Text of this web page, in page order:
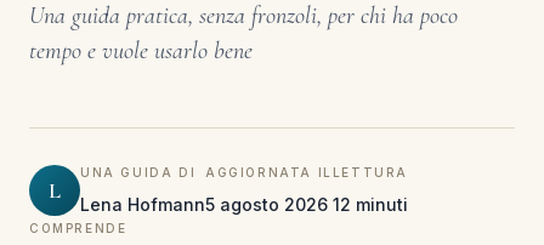
Una guida pratica, senza fronzoli, per chi ha poco
tempo e vuole usarlo bene
L
UNA GUIDA DI
Lena Hofmann
AGGIORNATA IL
5 agosto 2026
LETTURA
12 minuti
COMPRENDE